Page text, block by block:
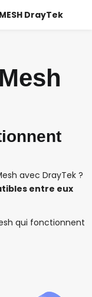
DrayTek
avec DrayTek ?
entre eux
qui fonctionnent